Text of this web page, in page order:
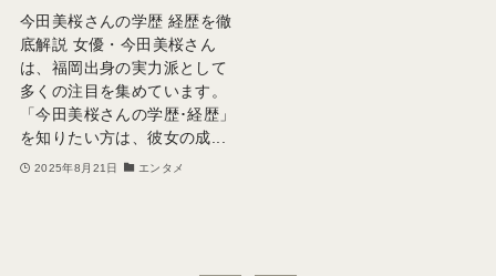
今田美桜さんの学歴 経歴を徹
底解説 女優・今田美桜さん
は、福岡出身の実力派として
多くの注目を集めています。
「今田美桜さんの学歴･経歴」
を知りたい方は、彼女の成...
2025年8月21日 エンタメ